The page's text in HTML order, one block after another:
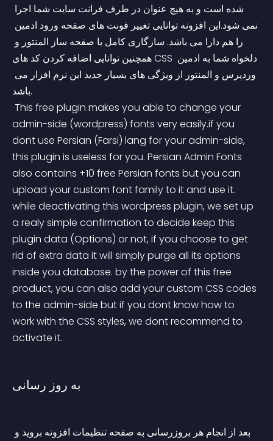
شده است و به هیچ عنوان در طرف فرانت سایت شما اجرا
نمی شود.این افزونه توانایی تغییر فونت های صفحه ورود ادمین
را هم دارا می باشد. سازگاری کامل با صفحه ساز المنتور و
همچنین توانایی اضافه کردن کد های CSS دلخواه شما به ادمین
وردپرس و المنتور از ویژگی های بسیار جدید این نرم افزار می
باشد.
admin-side (wordpress) fonts very easily.if you
dont use Persian (Farsi) lang for your admin-side,
this plugin is useless for you. Persian Admin Fonts
also contains +10 free Persian fonts but you can
upload your custom font family to it and use it.
while deactivating this wordpress plugin, we set up
a realy simple confirmation to decide keep this
plugin data (Options) or not, if you choose to get
rid of extra data it will simply purge all its options
inside you database. by the power of this free
product, you can also add your custom CSS codes
to the admin-side but if you dont know how to
work with the CSS styles, we dont recommend to
activate it.
به روز رسانی
بعد از انجام هر بروزرسانی به صفحه تنظیمات افزونه بروید و